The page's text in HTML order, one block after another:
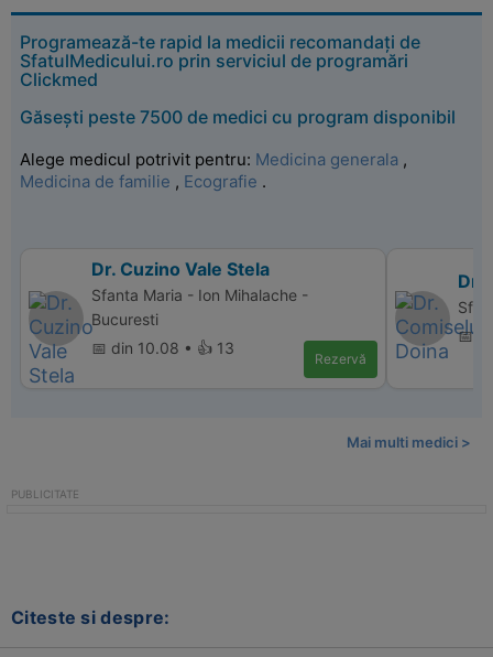
Programează-te rapid la medicii recomandați de
SfatulMedicului.ro prin serviciul de programări
Clickmed
Găsești peste 7500 de medici cu program disponibil
Alege medicul potrivit pentru: Medicina generala ,
Medicina de familie , Ecografie .
Dr. Cuzino Vale Stela
Sfanta Maria - Ion Mihalache -
Bucuresti
📅 din 10.08 • 👍 13
Rezervă
Dr.
📅
Mai multi medici >
Citeste si despre: